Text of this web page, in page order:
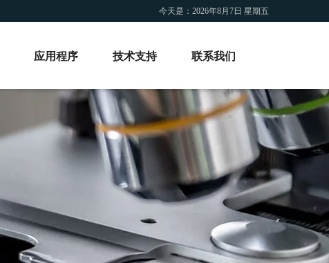
今天是： 2026年8月7日 星期五
应用程序 技术支持 联系我们